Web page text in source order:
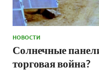
НОВОСТИ
Солнечные
торговая война?